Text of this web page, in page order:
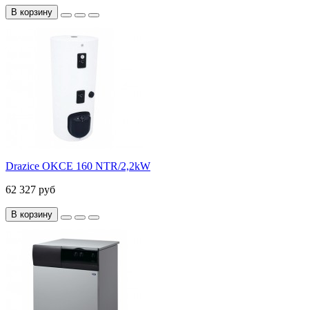
В корзину
Drazice OKCE 160 NTR/2,2kW
62 327 руб
В корзину